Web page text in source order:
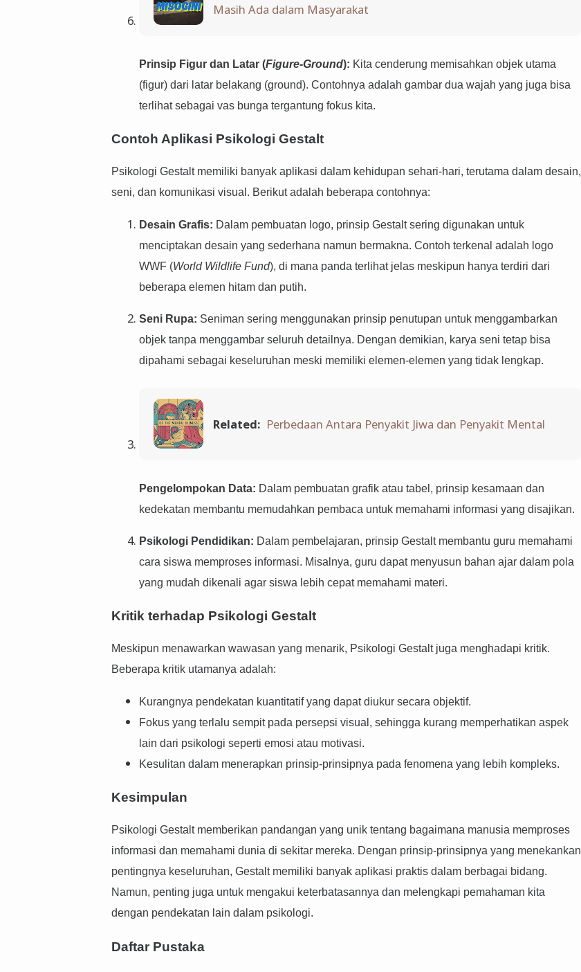
Masih Ada dalam Masyarakat
Prinsip Figur dan Latar (Figure-Ground): Kita cenderung memisahkan objek utama
(figur) dari latar belakang (ground). Contohnya adalah gambar dua wajah yang juga bisa
terlihat sebagai vas bunga tergantung fokus kita.
Contoh Aplikasi Psikologi Gestalt
Psikologi Gestalt memiliki banyak aplikasi dalam kehidupan sehari-hari, terutama dalam desain,
seni, dan komunikasi visual. Berikut adalah beberapa contohnya:
Desain Grafis: Dalam pembuatan logo, prinsip Gestalt sering digunakan untuk
menciptakan desain yang sederhana namun bermakna. Contoh terkenal adalah logo
WWF (World Wildlife Fund), di mana panda terlihat jelas meskipun hanya terdiri dari
beberapa elemen hitam dan putih.
Seni Rupa: Seniman sering menggunakan prinsip penutupan untuk menggambarkan
objek tanpa menggambar seluruh detailnya. Dengan demikian, karya seni tetap bisa
dipahami sebagai keseluruhan meski memiliki elemen-elemen yang tidak lengkap.
Related: Perbedaan Antara Penyakit Jiwa dan Penyakit Mental
Pengelompokan Data: Dalam pembuatan grafik atau tabel, prinsip kesamaan dan
kedekatan membantu memudahkan pembaca untuk memahami informasi yang disajikan.
Psikologi Pendidikan: Dalam pembelajaran, prinsip Gestalt membantu guru memahami
cara siswa memproses informasi. Misalnya, guru dapat menyusun bahan ajar dalam pola
yang mudah dikenali agar siswa lebih cepat memahami materi.
Kritik terhadap Psikologi Gestalt
Meskipun menawarkan wawasan yang menarik, Psikologi Gestalt juga menghadapi kritik.
Beberapa kritik utamanya adalah:
Kurangnya pendekatan kuantitatif yang dapat diukur secara objektif.
Fokus yang terlalu sempit pada persepsi visual, sehingga kurang memperhatikan aspek
lain dari psikologi seperti emosi atau motivasi.
Kesulitan dalam menerapkan prinsip-prinsipnya pada fenomena yang lebih kompleks.
Kesimpulan
Psikologi Gestalt memberikan pandangan yang unik tentang bagaimana manusia memproses
informasi dan memahami dunia di sekitar mereka. Dengan prinsip-prinsipnya yang menekankan
pentingnya keseluruhan, Gestalt memiliki banyak aplikasi praktis dalam berbagai bidang.
Namun, penting juga untuk mengakui keterbatasannya dan melengkapi pemahaman kita
dengan pendekatan lain dalam psikologi.
Daftar Pustaka